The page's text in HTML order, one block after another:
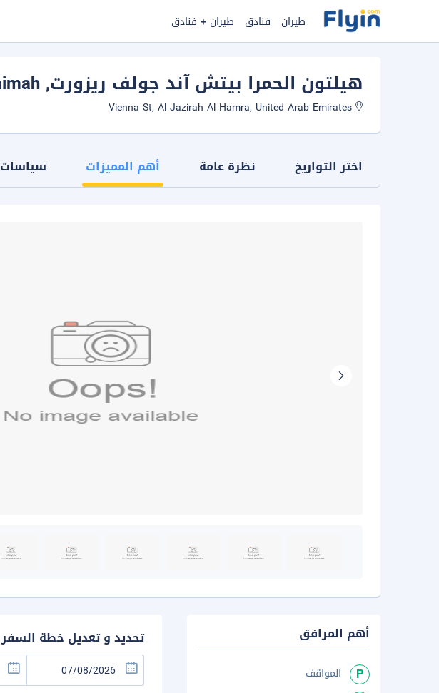
طيران فنادق طيران + فنادق
هيلتون الحمرا بيتش آند جولف ريزورت, Ras Al Khaimah
اختر التواريخ نظرة عامة أهم المميزات سياسات
تحديد و تعديل خطة السفر
أهم المرافق
المواقف